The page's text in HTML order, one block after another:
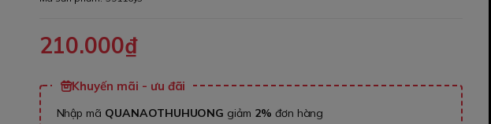
210.000₫
Khuyến mãi - ưu đãi
Nhập mã QUANAOTHUHUONG giảm 2% đơn hàng